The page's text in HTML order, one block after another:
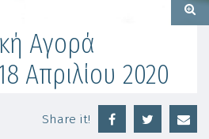
Αγορά
Απριλίου 2020
Share it!